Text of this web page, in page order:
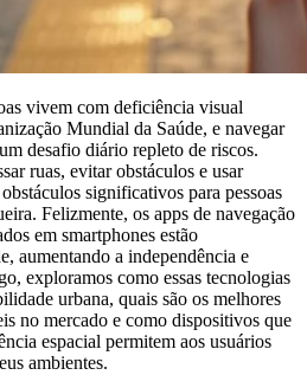
vivem com deficiência visual
Mundial da Saúde, e navegar
desafio diário repleto de riscos.
ruas, evitar obstáculos e usar
significativos para pessoas
Felizmente, os apps de navegação
em smartphones estão
aumentando a independência e
exploramos como essas tecnologias
urbana, quais são os melhores
no mercado e como dispositivos que
espacial permitem aos usuários
ambientes.